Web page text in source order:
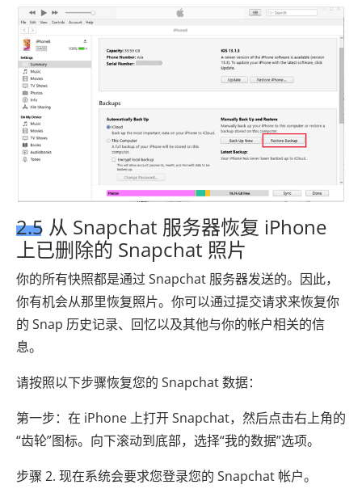
2.5 从 Snapchat 服务器恢复 iPhone
上已删除的 Snapchat 照片
你的所有快照都是通过 Snapchat 服务器发送的。因此，
你有机会从那里恢复照片。你可以通过提交请求来恢复你
的 Snap 历史记录、回忆以及其他与你的帐户相关的信
息。
请按照以下步骤恢复您的 Snapchat 数据：
第一步：在 iPhone 上打开 Snapchat，然后点击右上角的
“齿轮”图标。向下滚动到底部，选择“我的数据”选项。
步骤 2. 现在系统会要求您登录您的 Snapchat 帐户。